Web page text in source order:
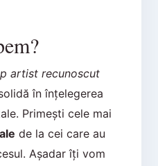
artist recunoscut
în înțelegerea
Primești cele mai
de la cei care au
Așadar îți vom